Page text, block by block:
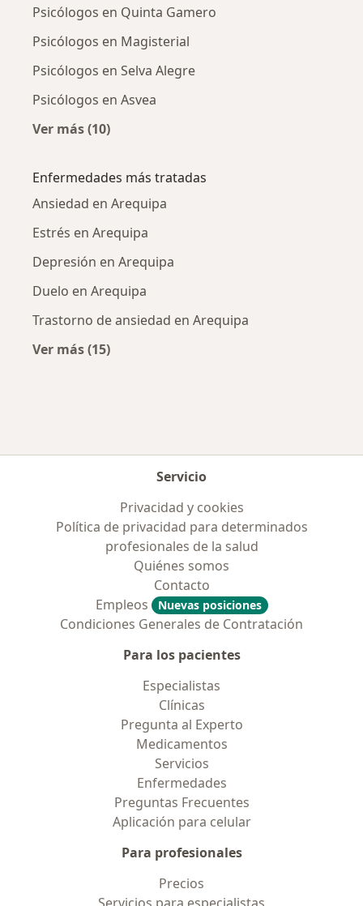
Psicólogos en Quinta Gamero
Psicólogos en Magisterial
Psicólogos en Selva Alegre
Psicólogos en Asvea
Ver más (10)
Enfermedades más tratadas
Ansiedad en Arequipa
Estrés en Arequipa
Depresión en Arequipa
Duelo en Arequipa
Trastorno de ansiedad en Arequipa
Ver más (15)
Servicio
Privacidad y cookies
Política de privacidad para determinados
profesionales de la salud
Quiénes somos
Contacto
Empleos
Nuevas posiciones
Condiciones Generales de Contratación
Para los pacientes
Especialistas
Clínicas
Pregunta al Experto
Medicamentos
Servicios
Enfermedades
Preguntas Frecuentes
Aplicación para celular
Para profesionales
Precios